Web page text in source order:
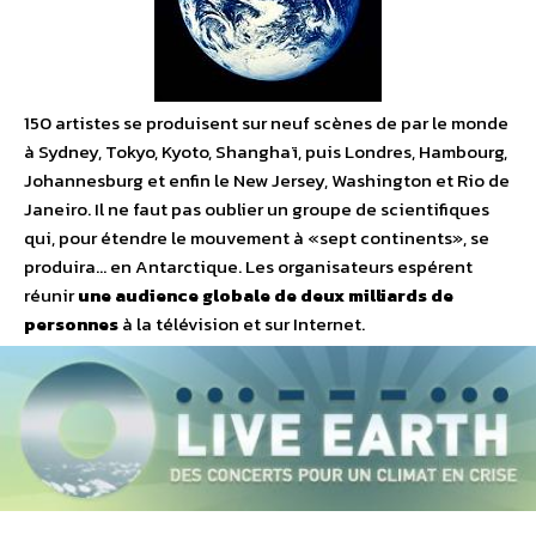
150 artistes se produisent sur neuf scènes de par le monde
à Sydney, Tokyo, Kyoto, Shanghaï, puis Londres, Hambourg,
Johannesburg et enfin le New Jersey, Washington et Rio de
Janeiro. Il ne faut pas oublier un groupe de scientifiques
qui, pour étendre le mouvement à «sept continents», se
produira… en Antarctique. Les organisateurs espérent
réunirune audience globale de deux milliards de
personnesà la télévision et sur Internet.